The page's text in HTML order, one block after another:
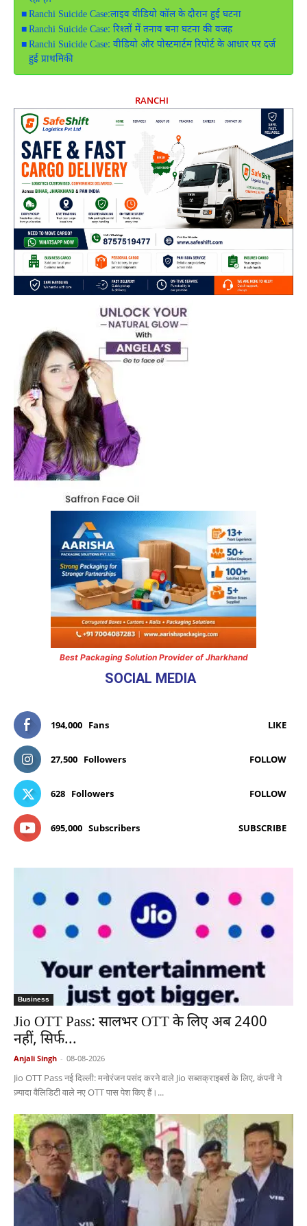
Ranchi Suicide Case:लाइव वीडियो कॉल के दौरान हुई घटना
Ranchi Suicide Case: रिश्तों में तनाव बना घटना की वजह
Ranchi Suicide Case: वीडियो और पोस्टमार्टम रिपोर्ट के आधार पर दर्ज
हुई प्राथमिकी
RANCHI
Best Packaging Solution Provider of Jharkhand
SOCIAL MEDIA
194,000 Fans LIKE
27,500 Followers FOLLOW
628 Followers FOLLOW
695,000 Subscribers SUBSCRIBE
Business
Jio OTT Pass: सालभर OTT के लिए अब 2400
नहीं, सिर्फ...
Anjali Singh - 08-08-2026
Jio OTT Pass नई दिल्ली: मनोरंजन पसंद करने वाले Jio सब्सक्राइबर्स के लिए, कंपनी ने
ज़्यादा वैलिडिटी वाले नए OTT पास पेश किए हैं।...